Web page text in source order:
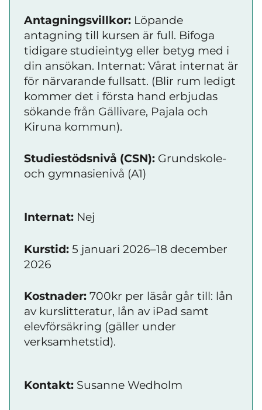
Antagningsvillkor: Löpande
antagning till kursen är full. Bifoga
tidigare studieintyg eller betyg med i
din ansökan. Internat: Vårat internat är
för närvarande fullsatt. (Blir rum ledigt
kommer det i första hand erbjudas
sökande från Gällivare, Pajala och
Kiruna kommun).
Studiestödsnivå (CSN): Grundskole-
och gymnasienivå (A1)
Internat: Nej
Kurstid: 5 januari 2026–18 december
2026
Kostnader: 700kr per läsår går till: lån
av kurslitteratur, lån av iPad samt
elevförsäkring (gäller under
verksamhetstid).
Kontakt: Susanne Wedholm